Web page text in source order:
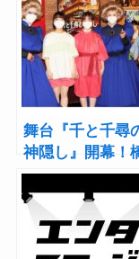
舞台『千と千尋
神隠し』開幕！
本環奈・上白石
音らを鈴木敏夫
「原作リスペク
感じた」